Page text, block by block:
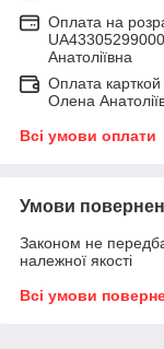
Оплата на
Анатоліївна
Оплата
Олена
Всі умови оплати
Умови
Законом не
належної якості
Всі умови